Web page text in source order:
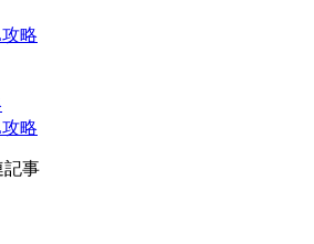
略
略
記事